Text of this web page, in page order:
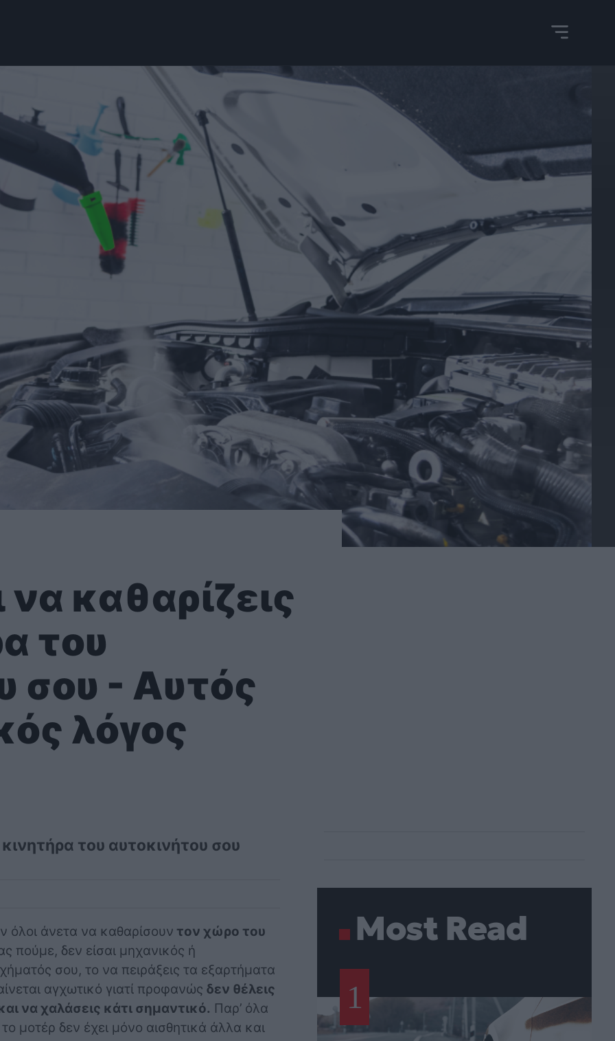
καθαρίζεις
του
σου - Αυτός
λόγος
του αυτοκινήτου σου
όλοι άνετα να καθαρίσουν τον χώρο του
πούμε, δεν είσαι μηχανικός ή
σου, το να πειράξεις τα εξαρτήματα
αγχωτικό γιατί προφανώς δεν θέλεις
να χαλάσεις κάτι σημαντικό. Παρ’ όλα
μοτέρ δεν έχει μόνο αισθητικά άλλα και
Most Read
1